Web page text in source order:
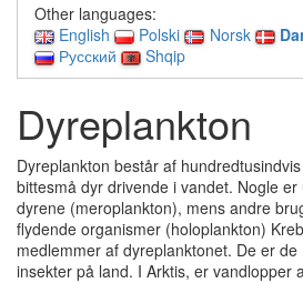
Other languages:
English
Polski Norsk
Русский
Shqip
Dyreplankton
Dyreplankton består af
bittesmå dyr drivende i vandet. Nogle
dyrene (meroplankton), mens andre
flydende organismer (holoplankton)
medlemmer af dyreplanktonet. De er
insekter på land. I Arktis, er vandlopper